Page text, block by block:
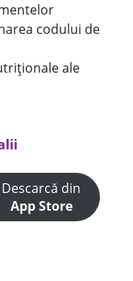
codului de
ale
Descarcă din
App Store